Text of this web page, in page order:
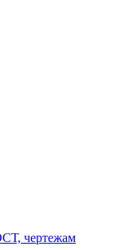
чертежам